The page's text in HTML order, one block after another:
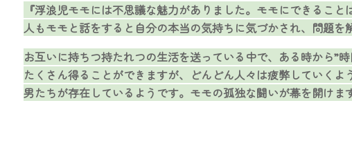
『浮浪児モモには不思議な魅力がありました。モモにできるこ
人もモモと話をすると自分の本当の気持ちに気づかされ、問題を
お互いに持ちつ持たれつの生活を送っている中で、ある時から”
たくさん得ることができますが、どんどん人々は疲弊していく
男たちが存在しているようです。モモの孤独な闘いが幕を開けま